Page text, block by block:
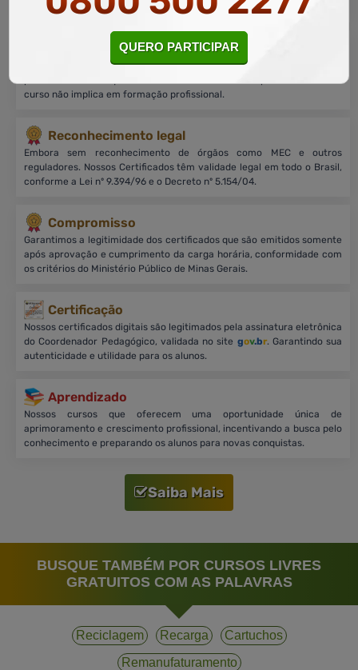
milhões de alunos matriculados em todo Brasil.
Sobre nossos cursos
Cursos on-line, livres e de nível básico, focados no aprimoramento
curso não implica em formação profissional.
Reconhecimento legal
Embora sem reconhecimento de órgãos como MEC e outros
reguladores. Nossos Certificados têm validade legal em todo o Brasil,
conforme a Lei nº 9.394/96 e o Decreto nº 5.154/04.
Compromisso
Garantimos a legitimidade dos certificados que são emitidos somente
após aprovação e cumprimento da carga horária, conformidade com
os critérios do Ministério Público de Minas Gerais.
Certificação
Nossos certificados digitais são legitimados pela assinatura eletrônica
do Coordenador Pedagógico, validada no site gov.br. Garantindo sua
autenticidade e utilidade para os alunos.
Aprendizado
Nossos cursos que oferecem uma oportunidade única de
aprimoramento e crescimento profissional, incentivando a busca pelo
conhecimento e preparando os alunos para novas conquistas.
Saiba Mais
BUSQUE TAMBÉM POR CURSOS LIVRES
GRATUITOS COM AS PALAVRAS
Reciclagem Recarga
Cartuchos
Remanufaturamento
QUERO PARTICIPAR